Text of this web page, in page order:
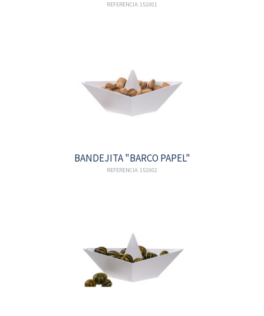
REFERENCIA: 151001
BANDEJITA "BARCO PAPEL"
REFERENCIA: 151002